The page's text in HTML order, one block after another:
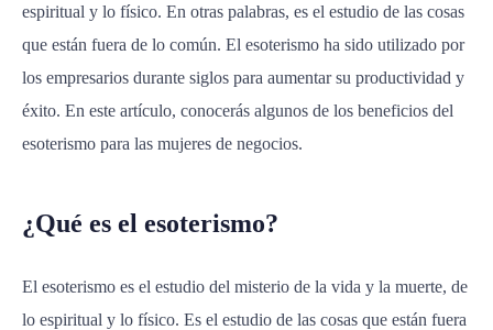
espiritual y lo físico. En otras palabras, es el estudio de las cosas
que están fuera de lo común. El esoterismo ha sido utilizado por
los empresarios durante siglos para aumentar su productividad y
éxito. En este artículo, conocerás algunos de los beneficios del
esoterismo para las mujeres de negocios.
¿Qué es el esoterismo?
El esoterismo es el estudio del misterio de la vida y la muerte, de
lo espiritual y lo físico. Es el estudio de las cosas que están fuera